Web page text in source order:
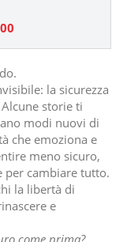
la sicurezza
storie ti
modi nuovi di
che emoziona e
meno sicuro,
per cambiare tutto.
la libertà di
e
come prima?